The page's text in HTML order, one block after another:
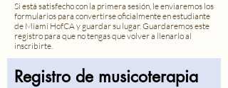
Si está satisfecho con la primera sesión, le enviaremos los
formularios para convertirse oficialmente en estudiante
de Miami HofCA y guardar su lugar. Guardaremos este
registro para que no tengas que volver a llenarlo al
inscribirte.
Registro de musicoterapia